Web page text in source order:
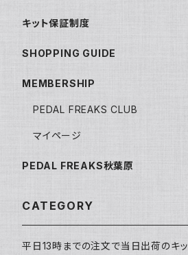
キット保証制度
SHOPPING GUIDE
MEMBERSHIP
PEDAL FREAKS CLUB
マイページ
PEDAL FREAKS秋葉原
CATEGORY
平日13時までの注文で当日出荷のキッ